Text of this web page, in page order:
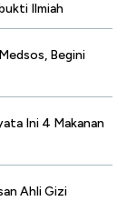
Ilmiah
Begini
Ini 4 Makanan
Ahli Gizi